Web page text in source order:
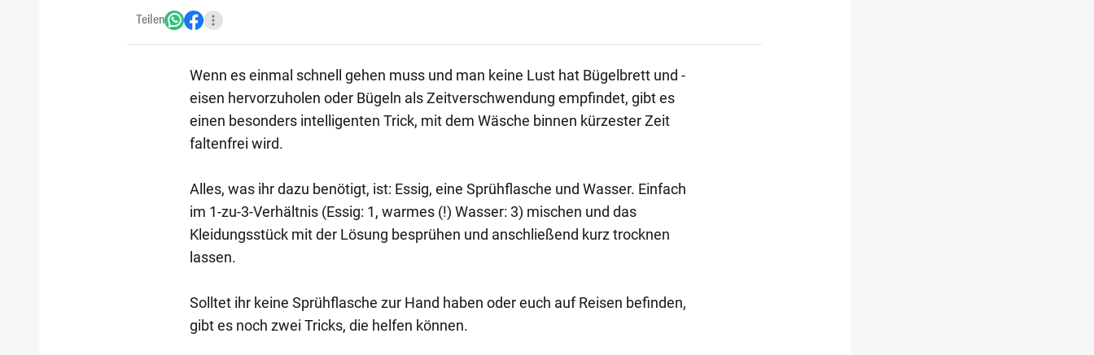
Teilen
Wenn es einmal schnell gehen muss und man keine Lust hat Bügelbrett und -
eisen hervorzuholen oder Bügeln als Zeitverschwendung empfindet, gibt es
einen besonders intelligenten Trick, mit dem Wäsche binnen kürzester Zeit
faltenfrei wird.
Alles, was ihr dazu benötigt, ist: Essig, eine Sprühflasche und Wasser. Einfach
im 1-zu-3-Verhältnis (Essig: 1, warmes (!) Wasser: 3) mischen und das
Kleidungsstück mit der Lösung besprühen und anschließend kurz trocknen
lassen.
Solltet ihr keine Sprühflasche zur Hand haben oder euch auf Reisen befinden,
gibt es noch zwei Tricks, die helfen können.